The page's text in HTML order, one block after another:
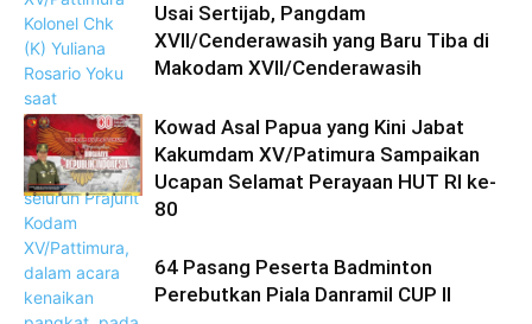
Usai Sertijab, Pangdam
XVII/Cenderawasih yang Baru Tiba di
Makodam XVII/Cenderawasih
Kowad Asal Papua yang Kini Jabat
Kakumdam XV/Patimura Sampaikan
Ucapan Selamat Perayaan HUT RI ke-
80
64 Pasang Peserta Badminton
Perebutkan Piala Danramil CUP II